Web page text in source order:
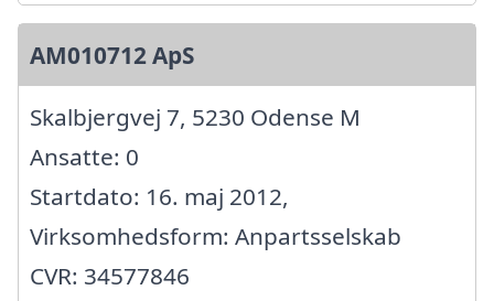
AM010712 ApS
Skalbjergvej 7, 5230 Odense M
Ansatte: 0
Startdato: 16. maj 2012,
Virksomhedsform: Anpartsselskab
CVR: 34577846